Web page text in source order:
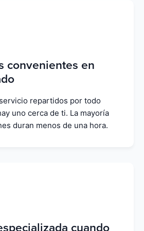
convenientes en
repartidos por todo
uno cerca de ti. La mayoría
duran menos de una hora.
cuando